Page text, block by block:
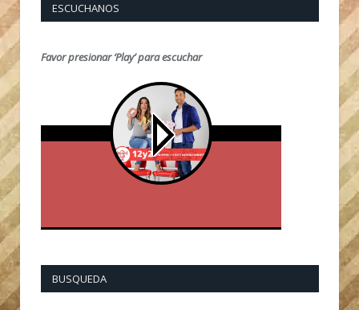
ESCUCHANOS
Favor presionar ‘Play’ para escuchar
BUSQUEDA